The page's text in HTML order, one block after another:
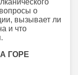
о
вызывает ли
и что
ГОРЕ